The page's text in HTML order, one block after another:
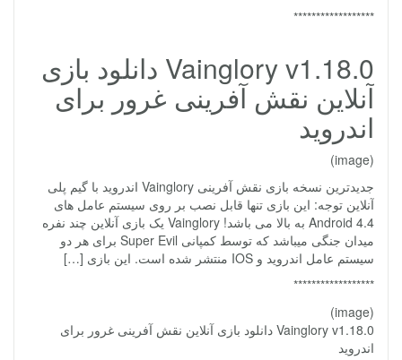
******************
Vainglory v1.18.0 دانلود بازی
آنلاین نقش آفرینی غرور برای
اندروید
(image)
جدیدترین نسخه بازی نقش آفرینی Vainglory اندروید با گیم پلی
آنلاین توجه: این بازی تنها قابل نصب بر روی سیستم عامل های
Android 4.4 به بالا می باشد! Vainglory یک بازی آنلاین چند نفره
میدان جنگی میباشد که توسط کمپانی Super Evil برای هر دو
سیستم عامل اندروید و IOS منتشر شده است. این بازی […]
******************
(image)
Vainglory v1.18.0 دانلود بازی آنلاین نقش آفرینی غرور برای
اندروید